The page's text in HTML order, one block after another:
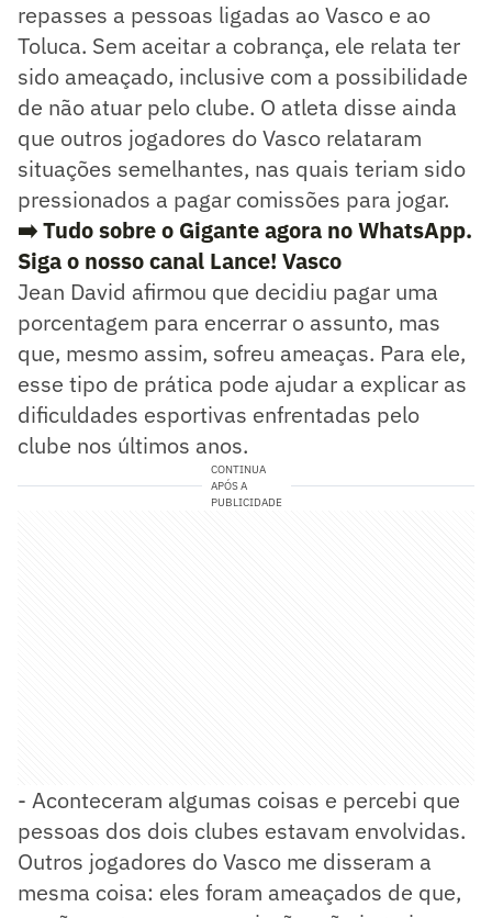
repasses a pessoas ligadas ao Vasco e ao
Toluca. Sem aceitar a cobrança, ele relata ter
sido ameaçado, inclusive com a possibilidade
de não atuar pelo clube. O atleta disse ainda
que outros jogadores do Vasco relataram
situações semelhantes, nas quais teriam sido
pressionados a pagar comissões para jogar.
➡️ Tudo sobre o Gigante agora no WhatsApp.
Siga o nosso canal Lance! Vasco
Jean David afirmou que decidiu pagar uma
porcentagem para encerrar o assunto, mas
que, mesmo assim, sofreu ameaças. Para ele,
esse tipo de prática pode ajudar a explicar as
dificuldades esportivas enfrentadas pelo
clube nos últimos anos.
CONTINUA
APÓS A
PUBLICIDADE
- Aconteceram algumas coisas e percebi que
pessoas dos dois clubes estavam envolvidas.
Outros jogadores do Vasco me disseram a
mesma coisa: eles foram ameaçados de que,